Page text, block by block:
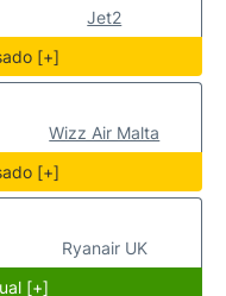
Jet2
[+]
Wizz Air Malta
[+]
Ryanair UK
[+]